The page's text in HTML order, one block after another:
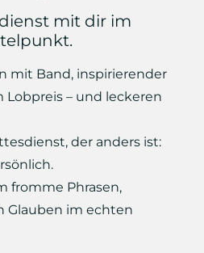
mit dir im
mit Band, inspirierender
Lobpreis – und leckeren
der anders ist:
fromme Phrasen,
Glauben im echten